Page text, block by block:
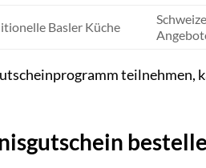
Basler Küche
teilnehmen,